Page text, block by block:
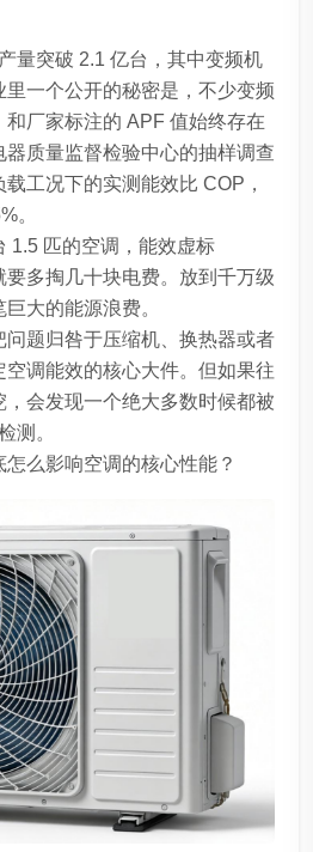
量突破 2.1 亿台，其中变频机
一个公开的秘密是，不少变频
厂家标注的 APF 值始终存在
质量监督检验中心的抽样调查
工况下的实测能效比 COP，
。
1.5 匹的空调，能效虚标
多掏几十块电费。放到千万级
大的能源浪费。
题归咎于压缩机、换热器或者
调能效的核心大件。但如果往
会发现一个绝大多数时候都被
测。
么影响空调的核心性能？